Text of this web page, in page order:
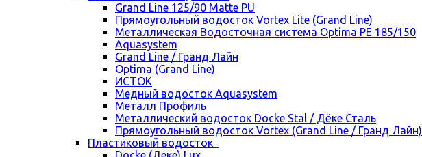
Grand Line 125/90 Matte PU
Прямоугольный водосток Vortex Lite (Grand Line)
Металлическая Водосточная система Optima PE 185/150
Aquasystem
Grand Line / Гранд Лайн
Optima (Grand Line)
ИСТОК
Медный водосток Aquasystem
Металл Профиль
Металлический водосток Docke Stal / Дёке Сталь
Прямоугольный водосток Vortex (Grand Line / Гранд Лайн)
Пластиковый водосток